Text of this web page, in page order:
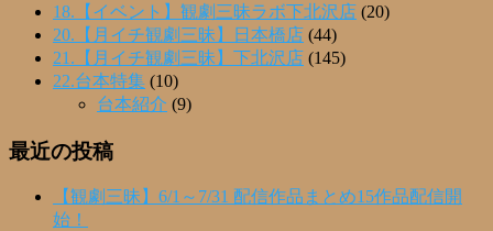
18.【イベント】観劇三昧ラボ下北沢店 (20)
20.【月イチ観劇三昧】日本橋店 (44)
21.【月イチ観劇三昧】下北沢店 (145)
22.台本特集 (10)
台本紹介 (9)
最近の投稿
【観劇三昧】6/1～7/31 配信作品まとめ15作品配信開
始！